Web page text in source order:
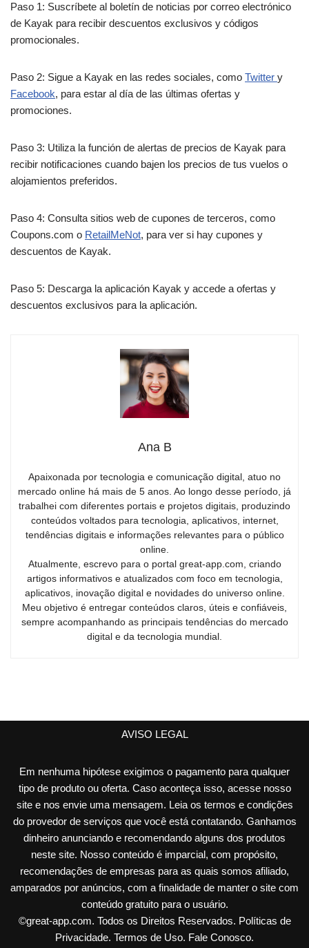
Paso 1: Suscríbete al boletín de noticias por correo electrónico
de Kayak para recibir descuentos exclusivos y códigos
promocionales.
Paso 2: Sigue a Kayak en las redes sociales, como Twitter y
Facebook, para estar al día de las últimas ofertas y
promociones.
Paso 3: Utiliza la función de alertas de precios de Kayak para
recibir notificaciones cuando bajen los precios de tus vuelos o
alojamientos preferidos.
Paso 4: Consulta sitios web de cupones de terceros, como
Coupons.com o RetailMeNot, para ver si hay cupones y
descuentos de Kayak.
Paso 5: Descarga la aplicación Kayak y accede a ofertas y
descuentos exclusivos para la aplicación.
Ana B
Apaixonada por tecnologia e comunicação digital, atuo no
mercado online há mais de 5 anos. Ao longo desse período, já
trabalhei com diferentes portais e projetos digitais, produzindo
conteúdos voltados para tecnologia, aplicativos, internet,
tendências digitais e informações relevantes para o público
online.
Atualmente, escrevo para o portal great-app.com, criando
artigos informativos e atualizados com foco em tecnologia,
aplicativos, inovação digital e novidades do universo online.
Meu objetivo é entregar conteúdos claros, úteis e confiáveis,
sempre acompanhando as principais tendências do mercado
digital e da tecnologia mundial.
AVISO LEGAL
Em nenhuma hipótese exigimos o pagamento para qualquer
tipo de produto ou oferta. Caso aconteça isso, acesse nosso
site e nos envie uma mensagem. Leia os termos e condições
do provedor de serviços que você está contatando. Ganhamos
dinheiro anunciando e recomendando alguns dos produtos
neste site. Nosso conteúdo é imparcial, com propósito,
recomendações de empresas para as quais somos afiliado,
amparados por anúncios, com a finalidade de manter o site com
conteúdo gratuito para o usuário.
©great-app.com. Todos os Direitos Reservados. Políticas de
Privacidade. Termos de Uso. Fale Conosco.